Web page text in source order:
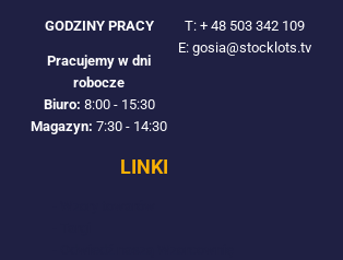
GODZINY PRACY
Pracujemy w dni
robocze
Biuro: 8:00 - 15:30
Magazyn: 7:30 - 14:30
T: + 48 503 342 109
E: gosia@stocklots.tv
LINKI